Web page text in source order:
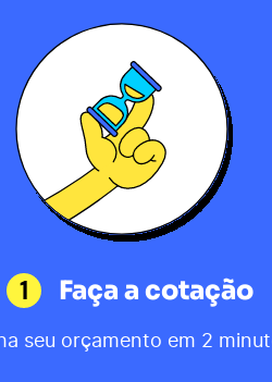
1 Faça a cotação
seu orçamento em 2